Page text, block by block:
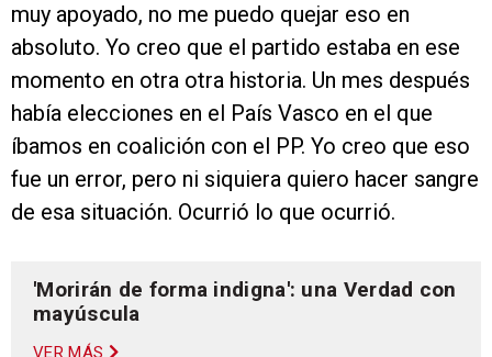
muy apoyado, no me puedo quejar eso en
absoluto. Yo creo que el partido estaba en ese
momento en otra otra historia. Un mes después
había elecciones en el País Vasco en el que
íbamos en coalición con el PP. Yo creo que eso
fue un error, pero ni siquiera quiero hacer sangre
de esa situación. Ocurrió lo que ocurrió.
'Morirán de forma indigna': una Verdad con
mayúscula
VER MÁS